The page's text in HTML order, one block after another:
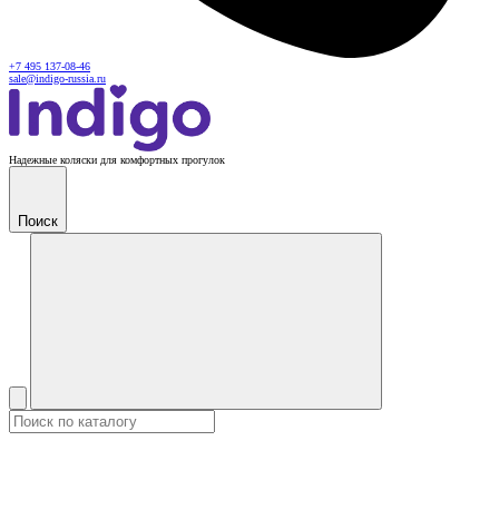
+7 495 137-08-46
sale@indigo-russia.ru
Надежные коляски для комфортных прогулок
Поиск